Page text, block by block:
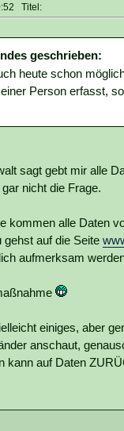
Titel:
geschrieben:
heute schon
Person erfasst,
sagt gebt mir alle
nicht die Frage.
kommen alle Daten
gehst auf die Seite
aufmerksam
einiges, aber
anschaut,
kann auf Daten